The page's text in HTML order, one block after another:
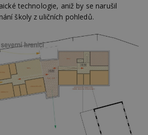
technologie, aniž by se narušil
školy z uličních pohledů.